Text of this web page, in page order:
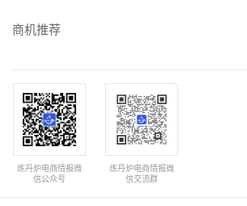
商机推荐
炼丹炉电商情报微
信公众号
炼丹炉电商情报微
信交流群